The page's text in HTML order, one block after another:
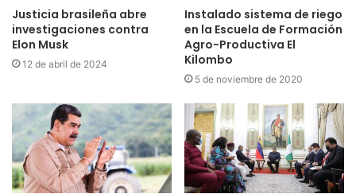
Justicia brasileña abre
investigaciones contra
Elon Musk
12 de abril de 2024
Instalado sistema de riego
en la Escuela de Formación
Agro-Productiva El
Kilombo
5 de noviembre de 2020